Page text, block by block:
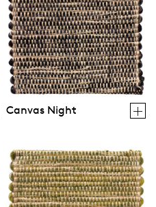
Canvas Night